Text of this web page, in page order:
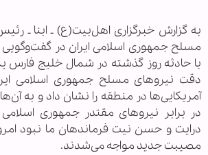
به گزارش خبرگزاری اهل‌بیت(ع) ـ ابنا ـ
مسلح جمهوری اسلامی ایران در گفت‌وگویی
با حادثه روز گذشته در شمال خلیج فارس
دقت نیروهای مسلح جمهوری اسلامی
آمریکایی‌ها در منطقه را نشان داد و به
در برابر نیروهای مقتدر جمهوری اسلامی
درایت و حسن نیت فرماندهان ما نبود
مصیبت جدید مواجه می‌شدند.